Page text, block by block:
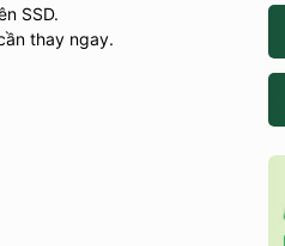
SSD.
thay ngay.